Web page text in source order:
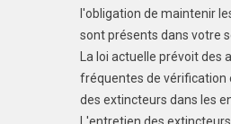
l'obligation de maintenir
sont présents dans votre
La loi actuelle prévoit des
fréquentes de vérification
des extincteurs dans les